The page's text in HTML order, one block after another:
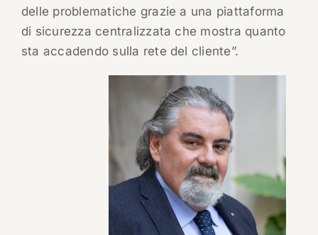
delle problematiche grazie a una piattaforma
di sicurezza centralizzata che mostra quanto
sta accadendo sulla rete del cliente”.